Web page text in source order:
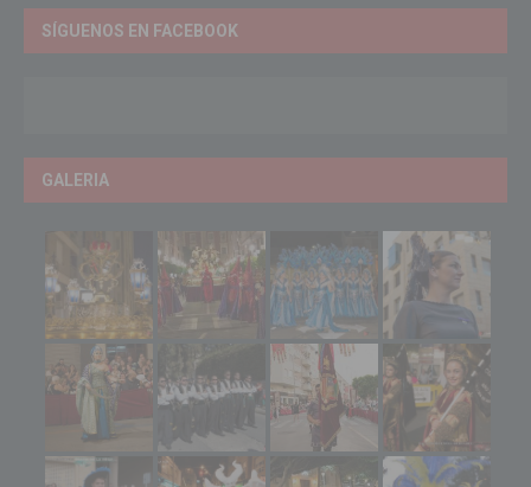
SÍGUENOS EN FACEBOOK
GALERIA